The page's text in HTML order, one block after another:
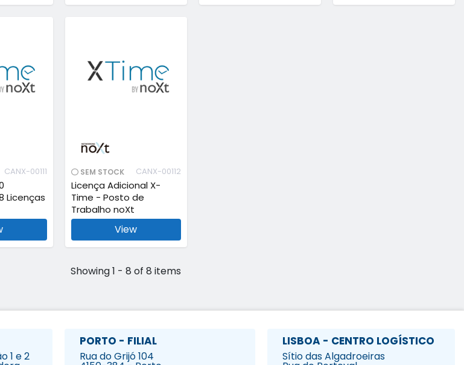
CANX-00111
Licenças
SEM STOCK CANX-00112
Licença Adicional X-
Time - Posto de
Trabalho noXt
View
Showing 1 - 8 of 8 items
1 e 2
PORTO - FILIAL
Rua do Grijó 104
LISBOA - CENTRO LOGÍSTICO
Sítio das Algadroeiras